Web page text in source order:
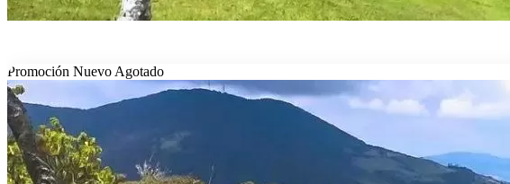
Promoción Nuevo Agotado